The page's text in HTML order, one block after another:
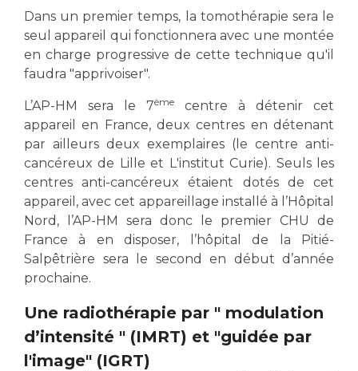
La Commission Des Usagers (CDU)
Les Comités Locaux des Usagers
Le projet des usagers
Qualité
Nos indicateurs qualité et de sécurité des soins
Protection des données
Sécurité
Les recherches en santé à l’AP-HM
Fournisseurs
Rôles et missions
Liste des marchés conclus
Documents utiles
Dans un premier temps, la tomothérapie sera le
seul appareil qui fonctionnera avec une montée
en charge progressive de cette technique qu'il
faudra "apprivoiser".
L’AP-HM sera le 7ème
centre à détenir cet
appareil en France, deux centres en détenant
par ailleurs deux exemplaires (le centre anti-
cancéreux de Lille et L'institut Curie). Seuls les
centres anti-cancéreux étaient dotés de cet
appareil, avec cet appareillage installé à l’Hôpital
Nord, l’AP-HM sera donc le premier CHU de
France à en disposer, l’hôpital de la Pitié-
Salpêtrière sera le second en début d’année
prochaine.
Une radiothérapie par " modulation
d’intensité " (IMRT) et "guidée par
l'image" (IGRT)